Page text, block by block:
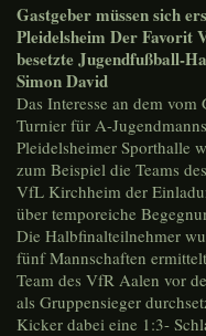
Gastgeber müssen sich
Pleidelsheim Der Favorit
besetzte Jugendfußball-
Simon David
Das Interesse an dem vom
Turnier für A-
Pleidelsheimer Sporthalle
zum Beispiel die Teams
VfL Kirchheim der
über temporeiche
Die Halbfinalteilnehmer
fünf Mannschaften
Team des VfR Aalen vor
als Gruppensieger
Kicker dabei eine 1:3-